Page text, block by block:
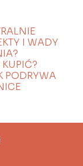
I WADY
PODRYWA